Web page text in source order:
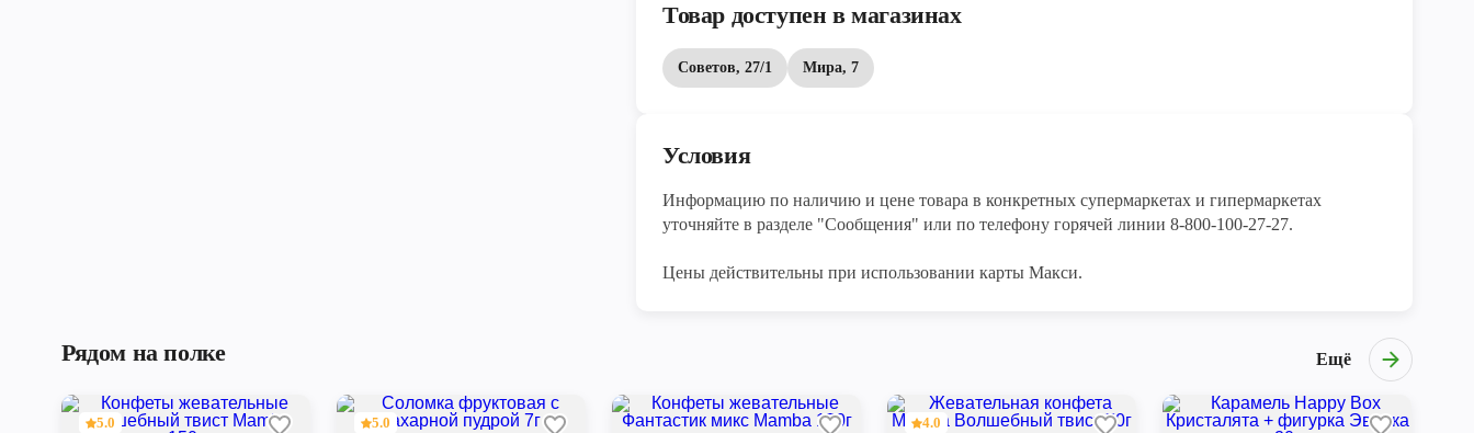
Товар доступен в магазинах
Советов, 27/1 Мира, 7
Условия
Информацию по наличию и цене товара в конкретных супермаркетах и гипермаркетах
уточняйте в разделе "Сообщения" или по телефону горячей линии 8-800-100-27-27.
Цены действительны при использовании карты Макси.
Рядом на полке Ещё
5.0 5.0 4.0